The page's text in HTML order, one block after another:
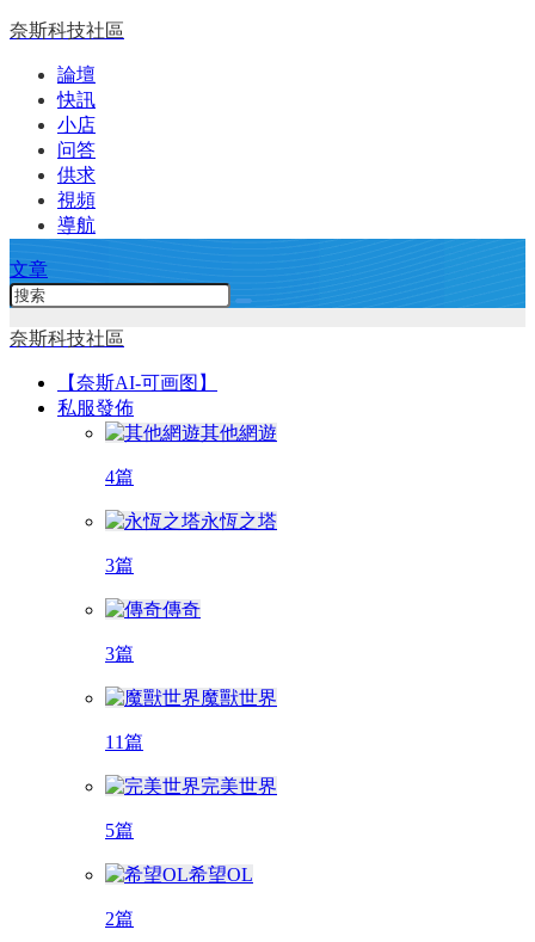
奈斯科技社區
論壇
快訊
小店
问答
供求
視頻
導航
文章
奈斯科技社區
【奈斯AI-可画图】
私服發佈
其他網遊
4篇
永恆之塔
3篇
傳奇
3篇
魔獸世界
11篇
完美世界
5篇
希望OL
2篇